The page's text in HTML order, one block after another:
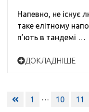
Напевно, не існує
таке елітному
п’ють в тандемі …
ДОКЛАДНІШЕ
Навигация
1 … 10 11